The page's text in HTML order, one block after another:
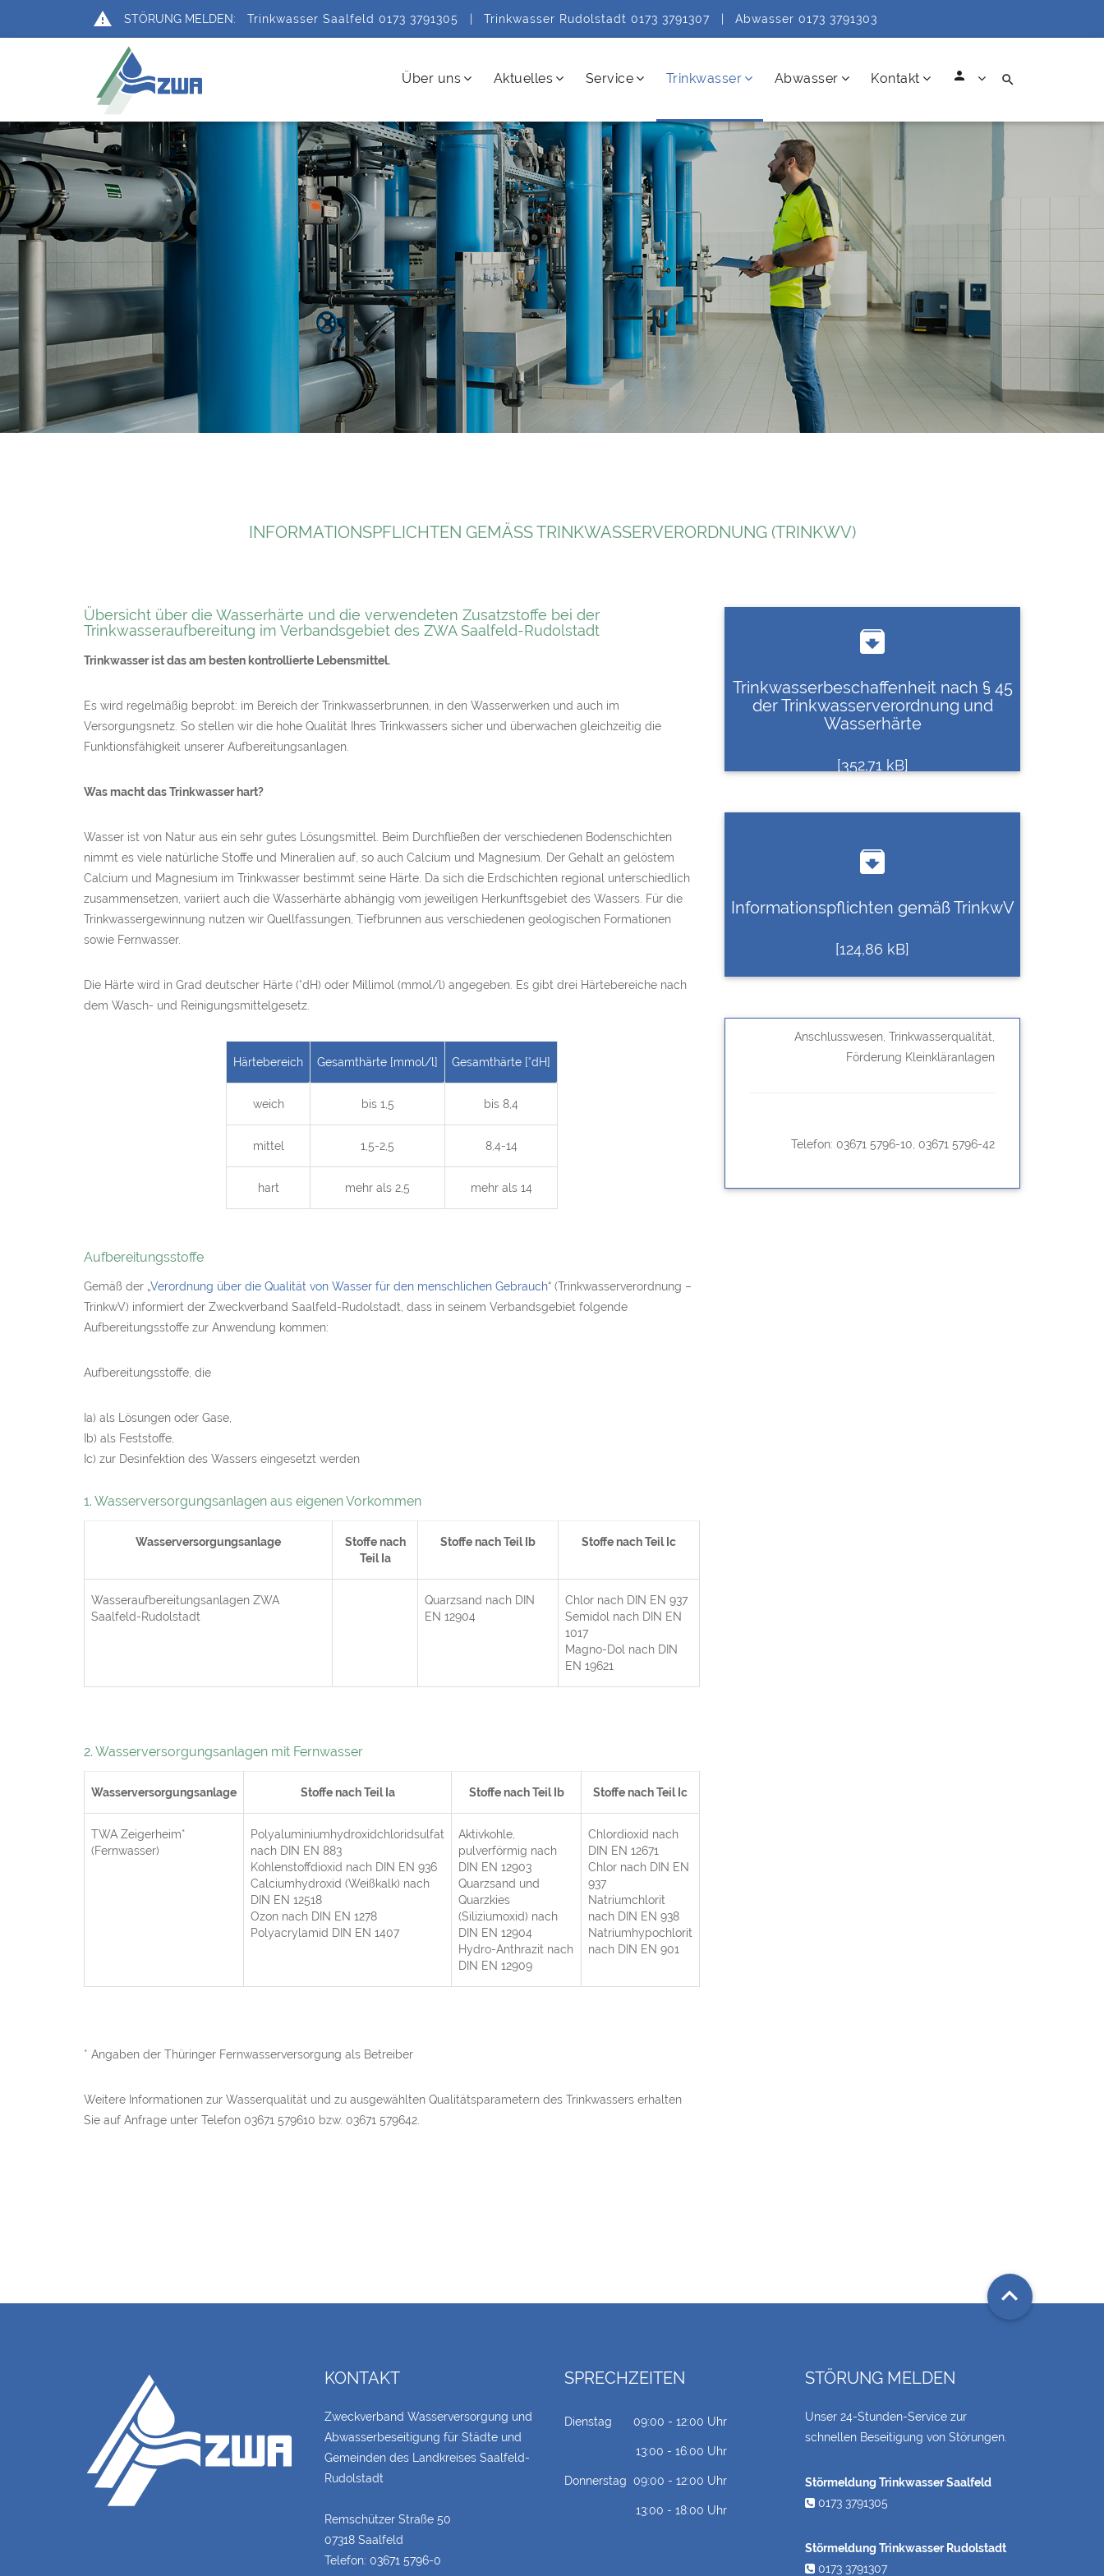
report_problem STÖRUNG MELDEN: Trinkwasser Saalfeld 0173 3791305 Trinkwasser Rudolstadt 0173 3791307 Abwasser 0173 3791303

Über uns Aktuelles Service Trinkwasser Abwasser Kontakt person
INFORMATIONSPFLICHTEN GEMÄSS TRINKWASSERVERORDNUNG (TRINKWV)
Übersicht über die Wasserhärte und die verwendeten Zusatzstoffe bei der
Trinkwasseraufbereitung im Verbandsgebiet des ZWA Saalfeld-Rudolstadt
Trinkwasser ist das am besten kontrollierte Lebensmittel.
Es wird regelmäßig beprobt: im Bereich der Trinkwasserbrunnen, in den Wasserwerken und auch im
Versorgungsnetz. So stellen wir die hohe Qualität Ihres Trinkwassers sicher und überwachen gleichzeitig die
Funktionsfähigkeit unserer Aufbereitungsanlagen.
Was macht das Trinkwasser hart?
Wasser ist von Natur aus ein sehr gutes Lösungsmittel. Beim Durchfließen der verschiedenen Bodenschichten
nimmt es viele natürliche Stoffe und Mineralien auf, so auch Calcium und Magnesium. Der Gehalt an gelöstem
Calcium und Magnesium im Trinkwasser bestimmt seine Härte. Da sich die Erdschichten regional unterschiedlich
zusammensetzen, variiert auch die Wasserhärte abhängig vom jeweiligen Herkunftsgebiet des Wassers. Für die
Trinkwassergewinnung nutzen wir Quellfassungen, Tiefbrunnen aus verschiedenen geologischen Formationen
sowie Fernwasser.
Die Härte wird in Grad deutscher Härte (°dH) oder Millimol (mmol/l) angegeben. Es gibt drei Härtebereiche nach
dem Wasch- und Reinigungsmittelgesetz.
Härtebereich Gesamthärte [mmol/l] Gesamthärte [°dH]
weich bis 1,5 bis 8,4
mittel 1,5-2,5 8,4-14
hart mehr als 2,5 mehr als 14
Aufbereitungsstoffe
Gemäß der „Verordnung über die Qualität von Wasser für den menschlichen Gebrauch“ (Trinkwasserverordnung –
TrinkwV) informiert der Zweckverband Saalfeld-Rudolstadt, dass in seinem Verbandsgebiet folgende
Aufbereitungsstoffe zur Anwendung kommen:
Aufbereitungsstoffe, die
Ia) als Lösungen oder Gase,
Ib) als Feststoffe,
Ic) zur Desinfektion des Wassers eingesetzt werden
1. Wasserversorgungsanlagen aus eigenen Vorkommen
Wasserversorgungsanlage
Stoffe nach
Teil Ia
Stoffe nach Teil Ib Stoffe nach Teil Ic
Wasseraufbereitungsanlagen ZWA
Saalfeld-Rudolstadt
Quarzsand nach DIN
EN 12904
Chlor nach DIN EN 937
Semidol nach DIN EN
1017
Magno-Dol nach DIN
EN 19621
2. Wasserversorgungsanlagen mit Fernwasser
Wasserversorgungsanlage Stoffe nach Teil Ia Stoffe nach Teil Ib Stoffe nach Teil Ic
TWA Zeigerheim*
(Fernwasser)
Polyaluminiumhydroxidchloridsulfat
nach DIN EN 883
Kohlenstoffdioxid nach DIN EN 936
Calciumhydroxid (Weißkalk) nach
DIN EN 12518
Ozon nach DIN EN 1278
Polyacrylamid DIN EN 1407
Aktivkohle,
pulverförmig nach
DIN EN 12903
Quarzsand und
Quarzkies
(Siliziumoxid) nach
DIN EN 12904
Hydro-Anthrazit nach
DIN EN 12909
Chlordioxid nach
DIN EN 12671
Chlor nach DIN EN
937
Natriumchlorit
nach DIN EN 938
Natriumhypochlorit
nach DIN EN 901
* Angaben der Thüringer Fernwasserversorgung als Betreiber
Weitere Informationen zur Wasserqualität und zu ausgewählten Qualitätsparametern des Trinkwassers erhalten
Sie auf Anfrage unter Telefon 03671 579610 bzw. 03671 579642.

Trinkwasserbeschaffenheit nach § 45
der Trinkwasserverordnung und
Wasserhärte
[352,71 kB]

Informationspflichten gemäß TrinkwV
[124,86 kB]
Anschlusswesen, Trinkwasserqualität,
Förderung Kleinkläranlagen
Telefon: 03671 5796-10, 03671 5796-42

KONTAKT
Zweckverband Wasserversorgung und
Abwasserbeseitigung für Städte und
Gemeinden des Landkreises Saalfeld-
Rudolstadt
Remschützer Straße 50
07318 Saalfeld
Telefon: 03671 5796-0
SPRECHZEITEN
Dienstag 09:00 - 12:00 Uhr
13:00 - 16:00 Uhr
Donnerstag 09:00 - 12:00 Uhr
13:00 - 18:00 Uhr
STÖRUNG MELDEN
Unser 24-Stunden-Service zur
schnellen Beseitigung von Störungen.
Störmeldung Trinkwasser Saalfeld
0173 3791305
Störmeldung Trinkwasser Rudolstadt
0173 3791307